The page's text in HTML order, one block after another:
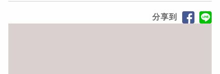
分享到